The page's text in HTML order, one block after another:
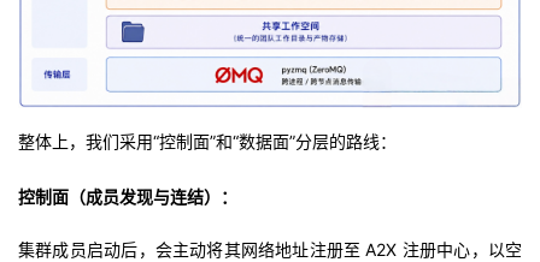
整体上，我们采用“控制面”和“数据面”分层的路线：
控制面（成员发现与连结）：
集群成员启动后，会主动将其网络地址注册至 A2X 注册中心，以空